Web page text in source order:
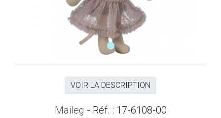
VOIR LA DESCRIPTION
Maileg - Réf. : 17-6108-00